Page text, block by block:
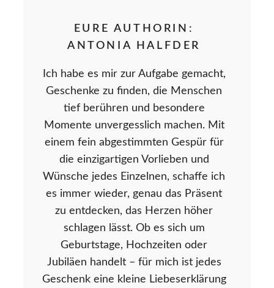
EURE AUTHORIN:
ANTONIA HALFDER
Ich habe es mir zur Aufgabe gemacht,
Geschenke zu finden, die Menschen
tief berühren und besondere
Momente unvergesslich machen. Mit
einem fein abgestimmten Gespür für
die einzigartigen Vorlieben und
Wünsche jedes Einzelnen, schaffe ich
es immer wieder, genau das Präsent
zu entdecken, das Herzen höher
schlagen lässt. Ob es sich um
Geburtstage, Hochzeiten oder
Jubiläen handelt – für mich ist jedes
Geschenk eine kleine Liebeserklärung